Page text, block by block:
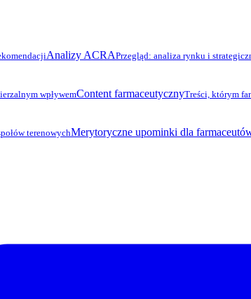
Analizy ACRAPrzegląd: analiza rynku i
wpływemContent farmaceutycznyTreści, którym
terenowychMerytoryczne upominki dla